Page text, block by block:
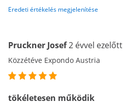
Eredeti értékelés megjelenítése
Pruckner Josef2 évvel ezelőtt
Közzétéve Expondo Austria
tökéletesen működik